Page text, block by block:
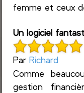
femme et ceux
Un logiciel
ParRichard
Comme
gestion